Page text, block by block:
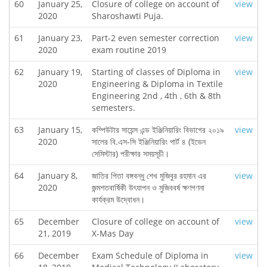
60
January 25,
2020
Closure of college on account of
Sharoshawti Puja.
view
61
January 23,
2020
Part-2 even semester correction
exam routine 2019
view
62
January 19,
2020
Starting of classes of Diploma in
Engineering & Diploma in Textile
Engineering 2nd , 4th , 6th & 8th
semesters.
view
63
January 15,
2020
কম্পিউটার সায়েন্স এন্ড ইঞ্জিনিয়ারিং বিভাগের ২০১৯
সালের বি.এস-সি ইঞ্জিনিয়ারিং পার্ট ৪ (ইভেন
সেমিস্টার) পরীক্ষার সময়সূচী।
view
64
January 8,
2020
জাতির পিতা বঙ্গবন্ধু শেখ মুজিবুর রহমান এর
জন্মশতবার্ষিকী উৎযাপন ও মুজিববর্ষ ক্ষণগণনা
কার্যক্রম উদ্বোধন।
view
65
December
21, 2019
Closure of college on account of
X-Mas Day
view
66
December
Exam Schedule of Diploma in
view